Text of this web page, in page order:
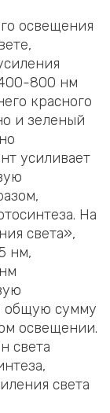
освещения
400-800 нм
красного
и зеленый
усиливает
На
света»,
нм,
общую сумму
освещении.
света
света